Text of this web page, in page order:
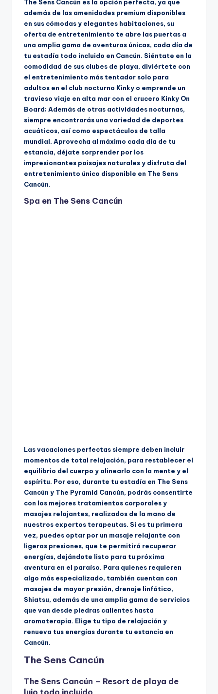
The Sens Cancún es la opción perfecta, ya que
además de las amenidades premium disponibles
en sus cómodas y elegantes habitaciones, su
oferta de entretenimiento te abre las puertas a
una amplia gama de aventuras únicas, cada día de
tu estadía todo incluido en Cancún. Siéntate en la
comodidad de sus clubes de playa, diviértete con
el entretenimiento más tentador solo para
adultos en el club nocturno Kinky o emprende un
travieso viaje en alta mar con el crucero Kinky On
Board; Además de otras actividades nocturnas,
siempre encontrarás una variedad de deportes
acuáticos, así como espectáculos de talla
mundial. Aprovecha al máximo cada día de tu
estancia, déjate sorprender por los
impresionantes paisajes naturales y disfruta del
entretenimiento único disponible en The Sens
Cancún.
Spa en The Sens Cancún
Las vacaciones perfectas siempre deben incluir
momentos de total relajación, para restablecer el
equilibrio del cuerpo y alinearlo con la mente y el
espíritu. Por eso, durante tu estadía en The Sens
Cancún y The Pyramid Cancún, podrás consentirte
con los mejores tratamientos corporales y
masajes relajantes, realizados de la mano de
nuestros expertos terapeutas. Si es tu primera
vez, puedes optar por un masaje relajante con
ligeras presiones, que te permitirá recuperar
energías, dejándote listo para tu próxima
aventura en el paraíso. Para quienes requieren
algo más especializado, también cuentan con
masajes de mayor presión, drenaje linfático,
Shiatsu, además de una amplia gama de servicios
que van desde piedras calientes hasta
aromaterapia. Elige tu tipo de relajación y
renueva tus energías durante tu estancia en
Cancún.
The Sens Cancún
The Sens Cancún – Resort de playa de